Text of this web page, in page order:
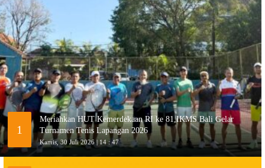
1
Meriahkan HUT Kemerdekaan RI ke 81,IKMS Bali Gelar
Turnamen Tenis Lapangan 2026
Kamis, 30 Juli 2026 | 14 : 47